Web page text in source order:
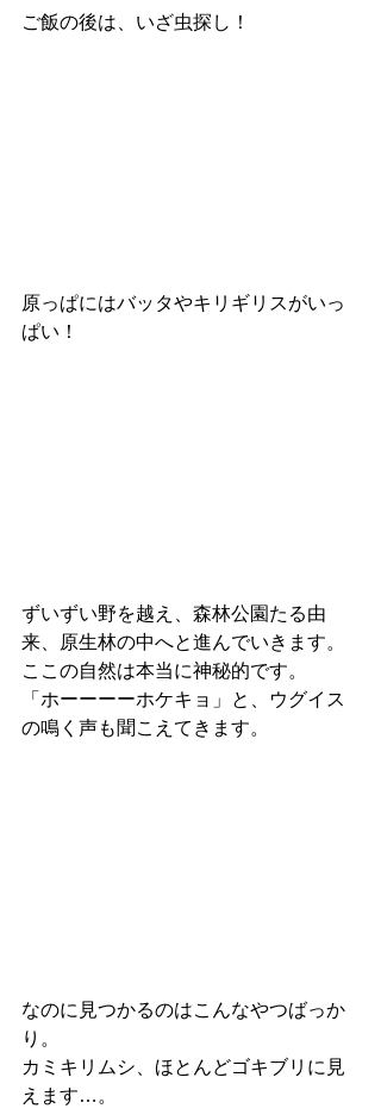
ご飯の後は、いざ虫探し！
原っぱにはバッタやキリギリスがいっ
ぱい！
ずいずい野を越え、森林公園たる由
来、原生林の中へと進んでいきます。
ここの自然は本当に神秘的です。
「ホーーーーホケキョ」と、ウグイス
の鳴く声も聞こえてきます。
なのに見つかるのはこんなやつばっか
り。
カミキリムシ、ほとんどゴキブリに見
えます…。